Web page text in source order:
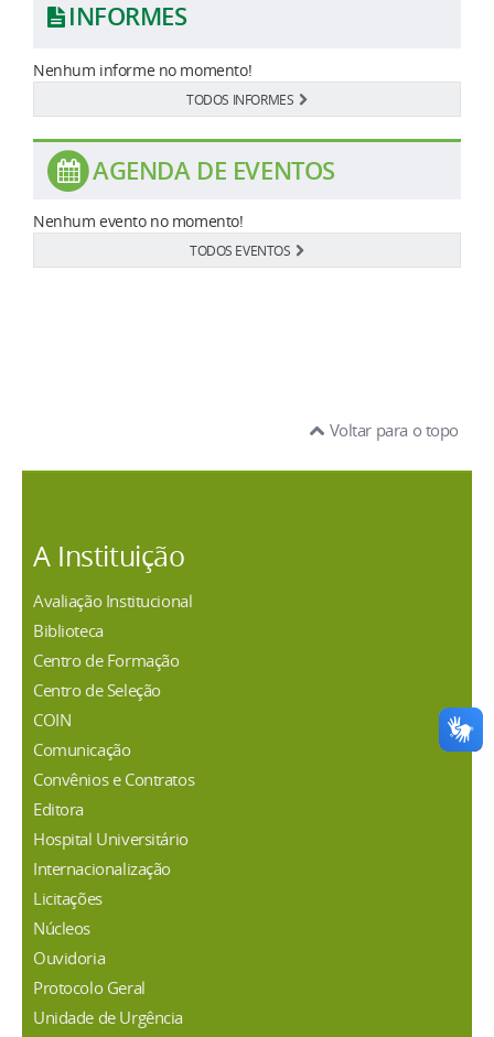
INFORMES
Nenhum informe no momento!
TODOS INFORMES
AGENDA DE EVENTOS
Nenhum evento no momento!
TODOS EVENTOS
Voltar para o topo
A Instituição
Avaliação Institucional
Biblioteca
Centro de Formação
Centro de Seleção
COIN
Comunicação
Convênios e Contratos
Editora
Hospital Universitário
Internacionalização
Licitações
Núcleos
Ouvidoria
Protocolo Geral
Unidade de Urgência